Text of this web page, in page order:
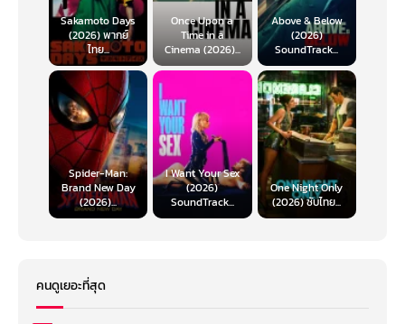
Sakamoto Days
(2026) พากย์
ไทย...
Once Upon a
Time in a
Cinema (2026)...
Above & Below
(2026)
SoundTrack...
Spider-Man:
Brand New Day
(2026)...
I Want Your Sex
(2026)
SoundTrack...
One Night Only
(2026) ซับไทย...
คนดูเยอะที่สุด